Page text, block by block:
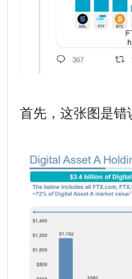
首先，这张图是错